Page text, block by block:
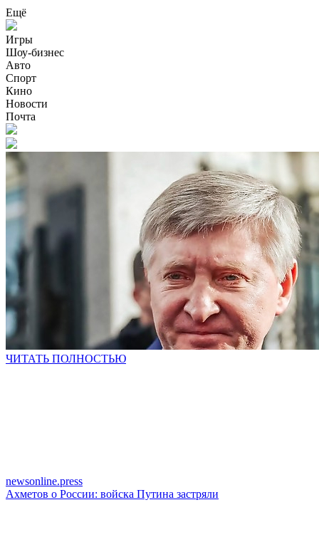
Ещё
Игры
Шоу-бизнес
Авто
Спорт
Кино
Новости
Почта
ЧИТАТЬ ПОЛНОСТЬЮ
newsonline.press
Ахметов о России: войска Путина застряли